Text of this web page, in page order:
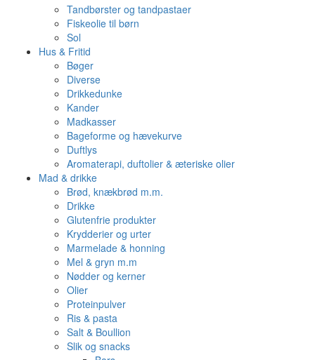
Tandbørster og tandpastaer
Fiskeolie til børn
Sol
Hus & Fritid
Bøger
Diverse
Drikkedunke
Kander
Madkasser
Bageforme og hævekurve
Duftlys
Aromaterapi, duftolier & æteriske olier
Mad & drikke
Brød, knækbrød m.m.
Drikke
Glutenfrie produkter
Krydderier og urter
Marmelade & honning
Mel & gryn m.m
Nødder og kerner
Olier
Proteinpulver
Ris & pasta
Salt & Boullion
Slik og snacks